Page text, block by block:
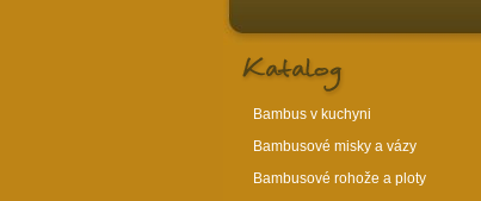
Bambus v kuchyni
Bambusové misky a vázy
Bambusové rohože a ploty